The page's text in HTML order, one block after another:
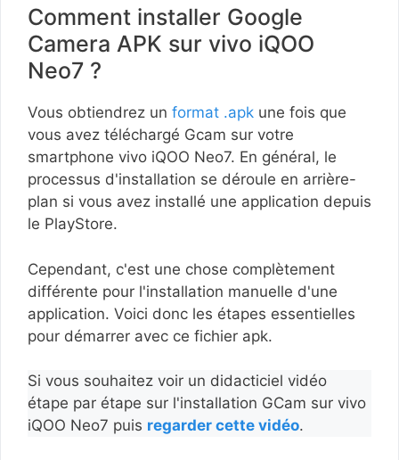
Comment installer Google
Camera APK sur vivo iQOO
Neo7 ?
Vous obtiendrez un format .apk une fois que
vous avez téléchargé Gcam sur votre
smartphone vivo iQOO Neo7. En général, le
processus d'installation se déroule en arrière-
plan si vous avez installé une application depuis
le PlayStore.
Cependant, c'est une chose complètement
différente pour l'installation manuelle d'une
application. Voici donc les étapes essentielles
pour démarrer avec ce fichier apk.
Si vous souhaitez voir un didacticiel vidéo
étape par étape sur l'installation GCam sur vivo
iQOO Neo7 puis regarder cette vidéo.